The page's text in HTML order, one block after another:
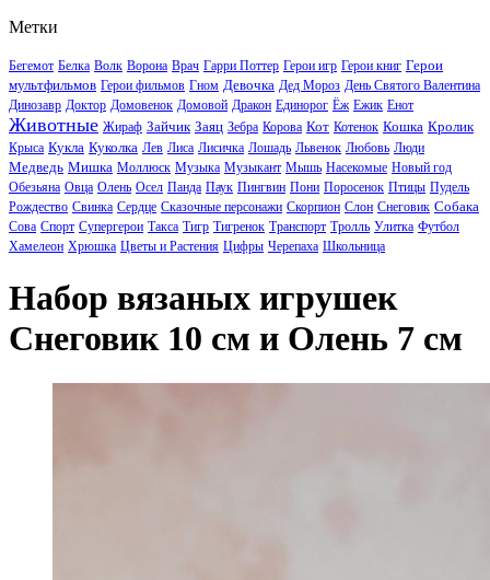
Метки
Бегемот Белка Волк Ворона Врач Гарри Поттер Герои игр Герои книг Герои
мультфильмов Герои фильмов Гном Девочка Дед Мороз День Святого Валентина
Динозавр Доктор Домовенок Домовой Дракон Единорог Ёж Ежик Енот
Животные Жираф Зайчик Заяц Зебра Корова Кот Котенок Кошка Кролик
Крыса Кукла Куколка Лев Лиса Лисичка Лошадь Львенок Любовь Люди
Медведь Мишка Моллюск Музыка Музыкант Мышь Насекомые Новый год
Обезьяна Овца Олень Осел Панда Паук Пингвин Пони Поросенок Птицы Пудель
Рождество Свинка Сердце Сказочные персонажи Скорпион Слон Снеговик Собака
Сова Спорт Супергерои Такса Тигр Тигренок Транспорт Тролль Улитка Футбол
Хамелеон Хрюшка Цветы и Растения Цифры Черепаха Школьница
Набор вязаных игрушек
Снеговик 10 см и Олень 7 см